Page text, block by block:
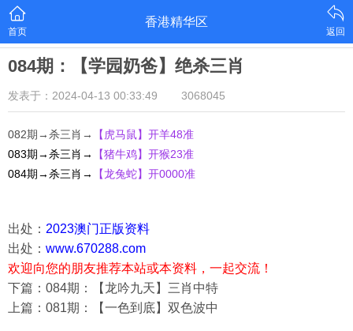
首页
香港精华区
返回
084期：【学园奶爸】绝杀三肖
发表于：2024-04-13 00:33:49 3068045
082期→杀三肖→ 【虎马鼠】开羊48准
083期→杀三肖→
【猪牛鸡】开猴23准
084期→杀三肖→
【龙兔蛇】开0000准
出处： 2023澳门正版资料
出处： www.670288.com
欢迎向您的朋友推荐本站或本资料，一起交流！
下篇：084期：【龙吟九天】三肖中特
上篇：081期：【一色到底】双色波中